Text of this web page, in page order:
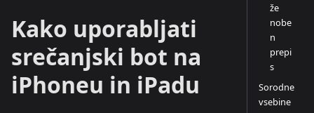
Kako uporabljati
srečanjski bot na
iPhoneu in iPadu
že
nobe
n
prepi
s
Sorodne
vsebine